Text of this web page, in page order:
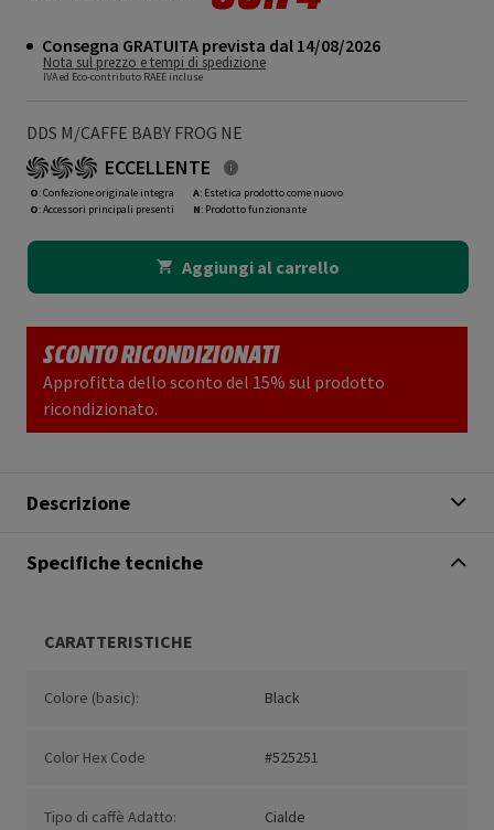
Consegna GRATUITA prevista dal 14/08/2026
Nota sul prezzo e tempi di spedizione
IVA ed Eco-contributo RAEE incluse
DDS M/CAFFE BABY FROG NE
ECCELLENTE
O: Confezione originale integra
O: Accessori principali presenti
A: Estetica prodotto come nuovo
N: Prodotto funzionante
Aggiungi al carrello
SCONTO RICONDIZIONATI
Approfitta dello sconto del 15% sul prodotto
ricondizionato.
Descrizione
Specifiche tecniche
CARATTERISTICHE
Colore (basic): Black
Color Hex Code #525251
Tipo di caffè Adatto: Cialde